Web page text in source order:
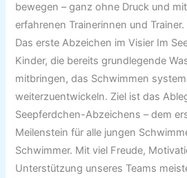
bewegen – ganz ohne Druck und
erfahrenen Trainerinnen und
Das erste Abzeichen im Visier Im
Kinder, die bereits grundlegende
mitbringen, das Schwimmen
weiterzuentwickeln. Ziel ist das
Seepferdchen-Abzeichens – dem
Meilenstein für alle jungen
Schwimmer. Mit viel Freude,
Unterstützung unseres Teams